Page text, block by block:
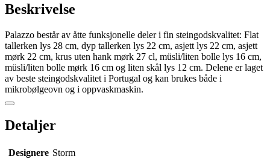
Beskrivelse
Palazzo består av åtte funksjonelle deler i fin steingodskvalitet: Flat
tallerken lys 28 cm, dyp tallerken lys 22 cm, asjett lys 22 cm, asjett
mørk 22 cm, krus uten hank mørk 27 cl, müsli/liten bolle lys 16 cm,
müsli/liten bolle mørk 16 cm og liten skål lys 12 cm. Delene er laget
av beste steingodskvalitet i Portugal og kan brukes både i
mikrobølgeovn og i oppvaskmaskin.
Detaljer
Designere Storm